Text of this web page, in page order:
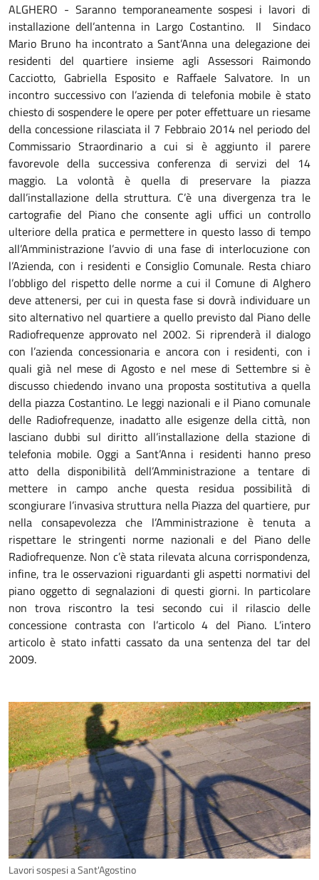
ALGHERO - Saranno temporaneamente sospesi i lavori di
installazione dell’antenna in Largo Costantino. Il Sindaco
Mario Bruno ha incontrato a Sant’Anna una delegazione dei
residenti del quartiere insieme agli Assessori Raimondo
Cacciotto, Gabriella Esposito e Raffaele Salvatore. In un
incontro successivo con l’azienda di telefonia mobile è stato
chiesto di sospendere le opere per poter effettuare un riesame
della concessione rilasciata il 7 Febbraio 2014 nel periodo del
Commissario Straordinario a cui si è aggiunto il parere
favorevole della successiva conferenza di servizi del 14
maggio. La volontà è quella di preservare la piazza
dall’installazione della struttura. C’è una divergenza tra le
cartografie del Piano che consente agli uffici un controllo
ulteriore della pratica e permettere in questo lasso di tempo
all’Amministrazione l’avvio di una fase di interlocuzione con
l’Azienda, con i residenti e Consiglio Comunale. Resta chiaro
l’obbligo del rispetto delle norme a cui il Comune di Alghero
deve attenersi, per cui in questa fase si dovrà individuare un
sito alternativo nel quartiere a quello previsto dal Piano delle
Radiofrequenze approvato nel 2002. Si riprenderà il dialogo
con l’azienda concessionaria e ancora con i residenti, con i
quali già nel mese di Agosto e nel mese di Settembre si è
discusso chiedendo invano una proposta sostitutiva a quella
della piazza Costantino. Le leggi nazionali e il Piano comunale
delle Radiofrequenze, inadatto alle esigenze della città, non
lasciano dubbi sul diritto all’installazione della stazione di
telefonia mobile. Oggi a Sant’Anna i residenti hanno preso
atto della disponibilità dell’Amministrazione a tentare di
mettere in campo anche questa residua possibilità di
scongiurare l’invasiva struttura nella Piazza del quartiere, pur
nella consapevolezza che l’Amministrazione è tenuta a
rispettare le stringenti norme nazionali e del Piano delle
Radiofrequenze. Non c’è stata rilevata alcuna corrispondenza,
infine, tra le osservazioni riguardanti gli aspetti normativi del
piano oggetto di segnalazioni di questi giorni. In particolare
non trova riscontro la tesi secondo cui il rilascio delle
concessione contrasta con l’articolo 4 del Piano. L’intero
articolo è stato infatti cassato da una sentenza del tar del
2009.
Lavori sospesi a Sant'Agostino